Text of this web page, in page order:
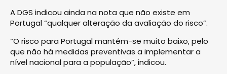
A DGS indicou ainda na nota que não existe em
Portugal “qualquer alteração da avaliação do risco”.
“O risco para Portugal mantém-se muito baixo, pelo
que não há medidas preventivas a implementar a
nível nacional para a população”, indicou.